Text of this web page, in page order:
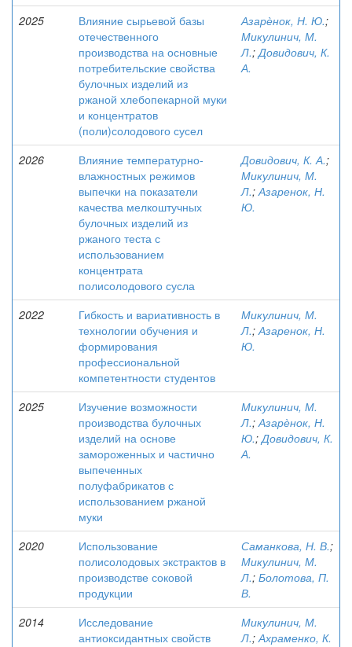
2025
Влияние сырьевой базы
отечественного
производства на основные
потребительские свойства
булочных изделий из
ржаной хлебопекарной муки
и концентратов
(поли)солодового сусел
Азарѐнок, Н. Ю.;
Микулинич, М.
Л.;Довидович, К.
А.
2026
Влияние температурно-
влажностных режимов
выпечки на показатели
качества мелкоштучных
булочных изделий из
ржаного теста с
использованием
концентрата
полисолодового сусла
Довидович, К. А.;
Микулинич, М.
Л.;Азаренок, Н.
Ю.
2022
Гибкость и вариативность в
технологии обучения и
формирования
профессиональной
компетентности студентов
Микулинич, М.
Л.;Азаренок, Н.
Ю.
2025
Изучение возможности
производства булочных
изделий на основе
замороженных и частично
выпеченных
полуфабрикатов с
использованием ржаной
муки
Микулинич, М.
Л.;Азарѐнок, Н.
Ю.;Довидович, К.
А.
2020
Использование
полисолодовых экстрактов в
производстве соковой
продукции
Саманкова, Н. В.;
Микулинич, М.
Л.; Болотова, П.
В.
2014
Исследование
антиоксидантных свойств
Микулинич, М.
Л.;Ахраменко, К.